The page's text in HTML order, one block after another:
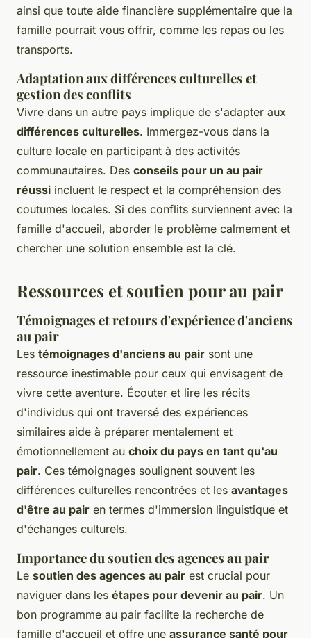
ainsi que toute aide financière supplémentaire que la
famille pourrait vous offrir, comme les repas ou les
transports.
Adaptation aux différences culturelles et
gestion des conflits
Vivre dans un autre pays implique de s'adapter aux
différences culturelles. Immergez-vous dans la
culture locale en participant à des activités
communautaires. Des conseils pour un au pair
réussi incluent le respect et la compréhension des
coutumes locales. Si des conflits surviennent avec la
famille d'accueil, aborder le problème calmement et
chercher une solution ensemble est la clé.
Ressources et soutien pour au pair
Témoignages et retours d'expérience d'anciens
au pair
Les témoignages d'anciens au pair sont une
ressource inestimable pour ceux qui envisagent de
vivre cette aventure. Écouter et lire les récits
d'individus qui ont traversé des expériences
similaires aide à préparer mentalement et
émotionnellement au choix du pays en tant qu'au
pair. Ces témoignages soulignent souvent les
différences culturelles rencontrées et les avantages
d'être au pair en termes d'immersion linguistique et
d'échanges culturels.
Importance du soutien des agences au pair
Le soutien des agences au pair est crucial pour
naviguer dans les étapes pour devenir au pair. Un
bon programme au pair facilite la recherche de
famille d'accueil et offre une assurance santé pour